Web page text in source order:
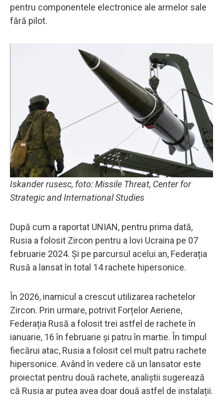
pentru componentele electronice ale armelor sale
fără pilot.
Iskander rusesc, foto: Missile Threat, Center for
Strategic and International Studies
După cum a raportat UNIAN, pentru prima dată,
Rusia a folosit Zircon pentru a lovi Ucraina pe 07
februarie 2024. Și pe parcursul acelui an, Federația
Rusă a lansat în total 14 rachete hipersonice.
În 2026, inamicul a crescut utilizarea rachetelor
Zircon. Prin urmare, potrivit Forțelor Aeriene,
Federația Rusă a folosit trei astfel de rachete în
ianuarie, 16 în februarie și patru în martie. În timpul
fiecărui atac, Rusia a folosit cel mult patru rachete
hipersonice. Având în vedere că un lansator este
proiectat pentru două rachete, analiștii sugerează
că Rusia ar putea avea doar două astfel de instalații.